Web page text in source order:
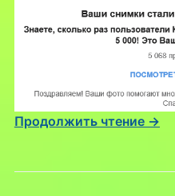
Продолжить чтение →